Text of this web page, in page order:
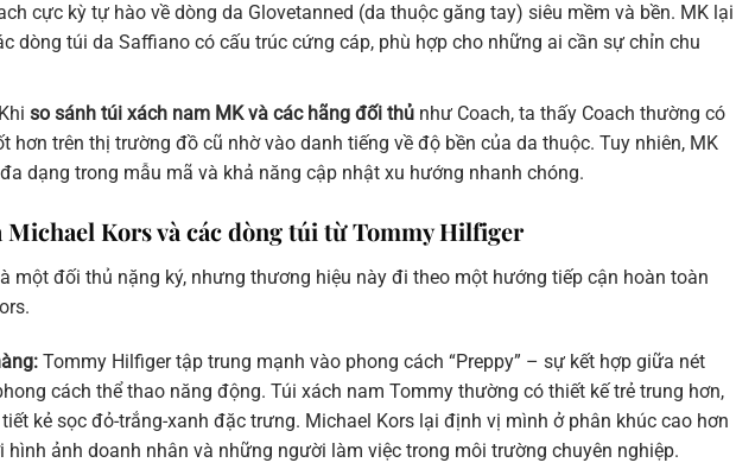
cực kỳ tự hào về dòng da Glovetanned (da thuộc găng tay) siêu mềm và bền. MK lại
dòng túi da Saffiano có cấu trúc cứng cáp, phù hợp cho những ai cần sự chỉn chu
so sánh túi xách nam MK và các hãng đối thủnhư Coach, ta thấy Coach thường có
hơn trên thị trường đồ cũ nhờ vào danh tiếng về độ bền của da thuộc. Tuy nhiên, MK
dạng trong mẫu mã và khả năng cập nhật xu hướng nhanh chóng.
Michael Kors và các dòng túi từ Tommy Hilfiger
một đối thủ nặng ký, nhưng thương hiệu này đi theo một hướng tiếp cận hoàn toàn
Tommy Hilfiger tập trung mạnh vào phong cách “Preppy” – sự kết hợp giữa nét
cách thể thao năng động. Túi xách nam Tommy thường có thiết kế trẻ trung hơn,
kẻ sọc đỏ-trắng-xanh đặc trưng. Michael Kors lại định vị mình ở phân khúc cao hơn
hình ảnh doanh nhân và những người làm việc trong môi trường chuyên nghiệp.